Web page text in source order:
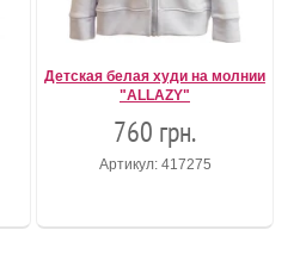
Детская белая худи на молнии
"ALLAZY"
760 грн.
Артикул: 417275